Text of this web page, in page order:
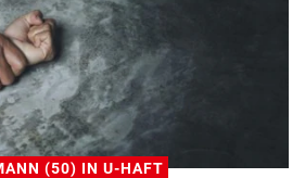
(50) IN U-HAFT